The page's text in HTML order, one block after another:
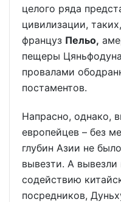
целого ряда
цивилизации,
француз Пельо,
пещеры
провалами
постаментов.
Напрасно, однако,
европейцев – без
глубин Азии не
вывезти. А вывезли
содействию
посредников,